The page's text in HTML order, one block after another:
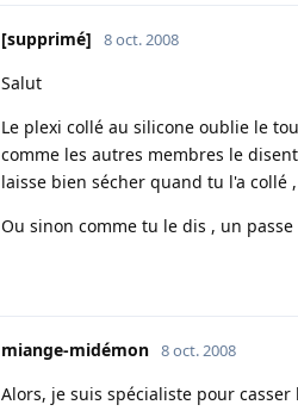
[supprimé] 8 oct. 2008
Salut
Le plexi collé au silicone oublie le
comme les autres membres le
laisse bien sécher quand tu l'a
Ou sinon comme tu le dis , un
miange-midémon 8 oct. 2008
Alors, je suis spécialiste pour casser